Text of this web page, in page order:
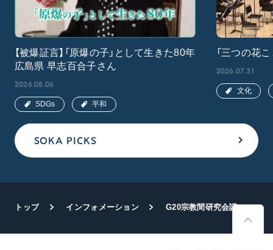
SOKA PICKS
【被爆証言】「原爆の子」として生きた80年
広島県 早志百合子さん
2026.08.06
SDGs 平和
「三つの花
2026.07.31
文化
トップ インフォメーション G20宗教間研究会議 SGIの代表が出席